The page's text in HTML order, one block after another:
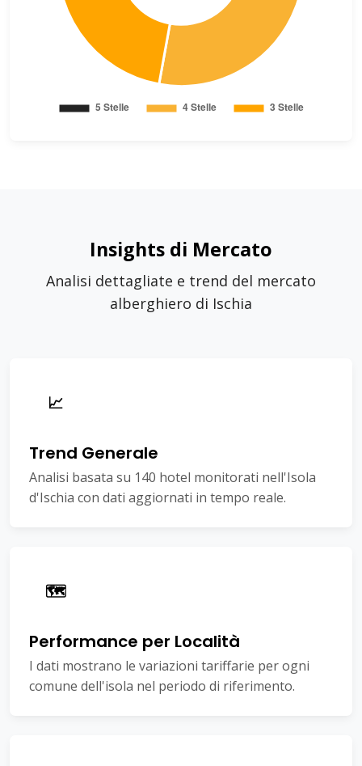
Insights di Mercato
Analisi dettagliate e trend del mercato
alberghiero di Ischia
📈
Trend Generale
Analisi basata su 140 hotel monitorati nell'Isola
d'Ischia con dati aggiornati in tempo reale.
🗺️
Performance per Località
I dati mostrano le variazioni tariffarie per ogni
comune dell'isola nel periodo di riferimento.